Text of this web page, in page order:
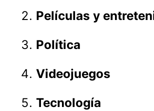
Películas y
Política
Videojuegos
Tecnología